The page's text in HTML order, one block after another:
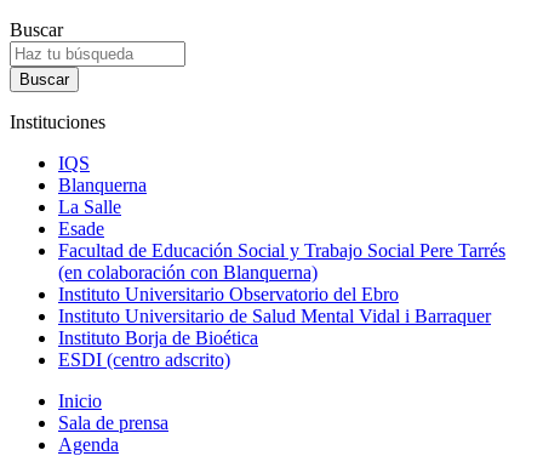
Buscar
Instituciones
IQS
Blanquerna
La Salle
Esade
Facultad de Educación Social y Trabajo Social Pere Tarrés
(en colaboración con Blanquerna)
Instituto Universitario Observatorio del Ebro
Instituto Universitario de Salud Mental Vidal i Barraquer
Instituto Borja de Bioética
ESDI (centro adscrito)
Inicio
Sala de prensa
Agenda